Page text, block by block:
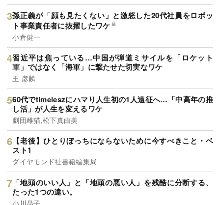
孫正義が「顔も見たくない」と激怒した20代社員をロボッ
ト事業責任者に抜擢したワケ
小倉健一
習近平は焦っている…中国が弾道ミサイルを「ロケット
軍」ではなく「海軍」に撃たせた切実なワケ
王 彦麟
60代でtimeleszにハマり人生初の1人遠征へ…「中高年の推
し活」が人生を変えるワケ
劇団雌猫,松下真由美
【老後】ひとりぼっちにならないために今すべきこと・ベ
スト1
ダイヤモンド社書籍編集局
「地頭のいい人」と「地頭の悪い人」を残酷に分断する、
たった1つの違い。
小川晶子